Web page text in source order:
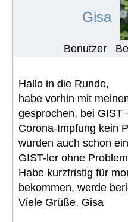
Gisa
Benutzer
Hallo in die Runde,
habe vorhin mit
gesprochen, bei GIST
Corona-Impfung kein
wurden auch schon
GIST-ler ohne
Habe kurzfristig für
bekommen, werde
Viele Grüße, Gisa